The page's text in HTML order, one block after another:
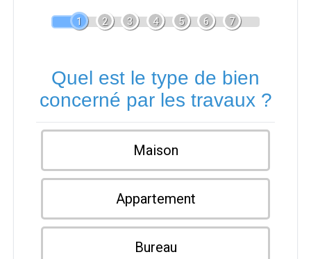
1 2 3 4 5 6 7
Quel est le type de bien
concerné par les travaux ?
Maison
Appartement
Bureau